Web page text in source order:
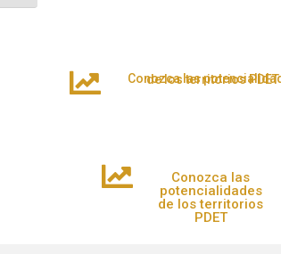
Conozca las potencialidades de los territorios PDET
Conozca las
potencialidades
de los territorios
PDET